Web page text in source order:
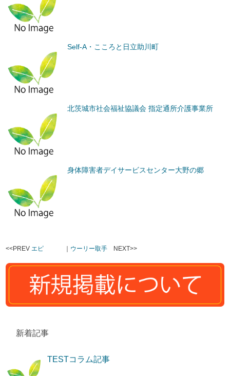
Self-A・こころと日立助川町
北茨城市社会福祉協議会 指定通所介護事業所
身体障害者デイサービスセンター大野の郷
<<PREV エピ ｜ ウーリー取手 NEXT>>
新着記事
TESTコラム記事